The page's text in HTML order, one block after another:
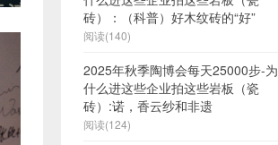
砖）：（科普）好木纹砖的“好”
阅读(140)
2025年秋季陶博会每天25000步-为
什么进这些企业拍这些岩板（瓷
砖）:诺，香云纱和非遗
阅读(124)